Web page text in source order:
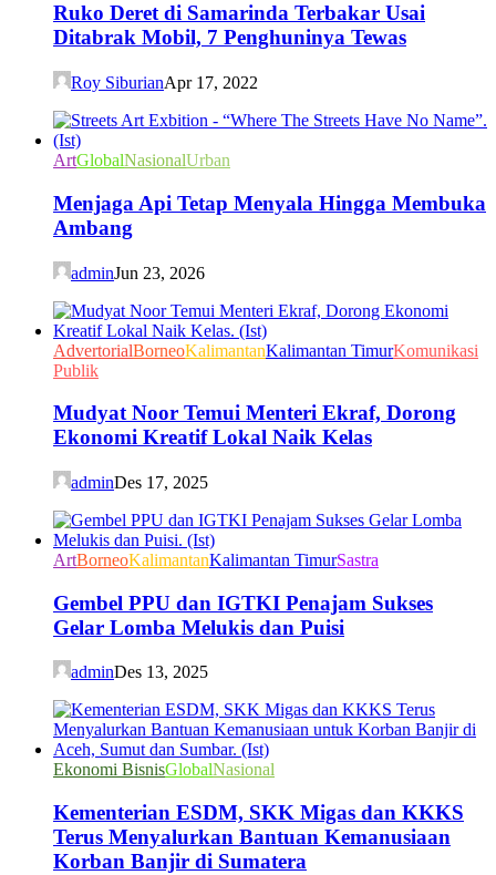
Ruko Deret di Samarinda Terbakar Usai
Ditabrak Mobil, 7 Penghuninya Tewas
Roy SiburianApr 17, 2022
ArtGlobalNasionalUrban
Menjaga Api Tetap Menyala Hingga Membuka
Ambang
adminJun 23, 2026
AdvertorialBorneoKalimantanKalimantan TimurKomunikasi
Publik
Mudyat Noor Temui Menteri Ekraf, Dorong
Ekonomi Kreatif Lokal Naik Kelas
adminDes 17, 2025
ArtBorneoKalimantanKalimantan TimurSastra
Gembel PPU dan IGTKI Penajam Sukses
Gelar Lomba Melukis dan Puisi
adminDes 13, 2025
Ekonomi BisnisGlobalNasional
Kementerian ESDM, SKK Migas dan KKKS
Terus Menyalurkan Bantuan Kemanusiaan
Korban Banjir di Sumatera